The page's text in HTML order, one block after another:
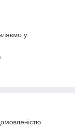
у